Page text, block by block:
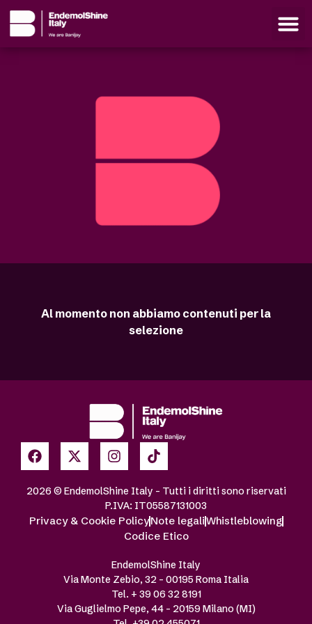
Al momento non abbiamo contenuti per la
selezione
2026 © EndemolShine Italy – Tutti i diritti sono riservati
P.IVA: IT05587131003
Privacy & Cookie PolicyNote legaliWhistleblowing
Codice Etico
EndemolShine Italy
Via Monte Zebio, 32 – 00195 Roma Italia
Tel. + 39 06 32 8191
Via Guglielmo Pepe, 44 – 20159 Milano (MI)